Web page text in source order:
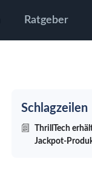
Ratgeber
Schlagzeilen
ThrillTech
Jackpot-